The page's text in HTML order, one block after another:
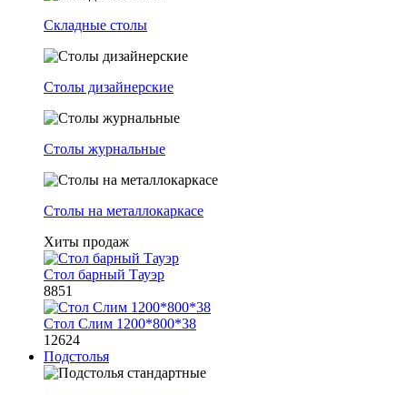
Складные столы
Столы дизайнерские
Столы журнальные
Столы на металлокаркасе
Хиты продаж
Стол барный Тауэр
8851
Стол Слим 1200*800*38
12624
Подстолья